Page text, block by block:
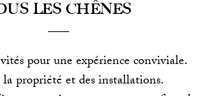
les chênes
pour une expérience conviviale.
propriété et des installations.